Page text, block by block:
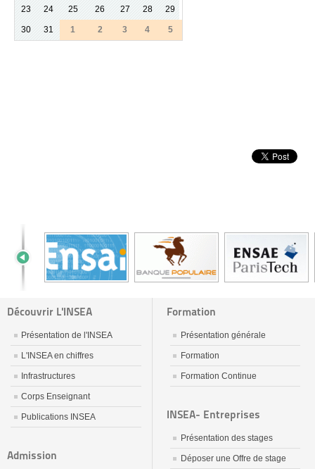
23
24 25 26 27 28 29
30 31 1 2 3 4 5
Découvrir L'INSEA
Présentation de l'INSEA
L'INSEA en chiffres
Infrastructures
Corps Enseignant
Publications INSEA
Admission
Formation
Présentation générale
Formation
Formation Continue
INSEA- Entreprises
Présentation des stages
Déposer une Offre de stage